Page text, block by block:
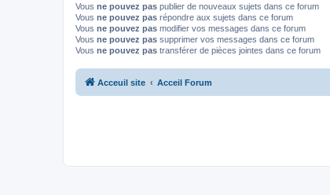
Vous ne pouvez pas publier de nouveaux sujets dans ce forum
Vous ne pouvez pas répondre aux sujets dans ce forum
Vous ne pouvez pas modifier vos messages dans ce forum
Vous ne pouvez pas supprimer vos messages dans ce forum
Vous ne pouvez pas transférer de pièces jointes dans ce forum
Acceuil site Acceil Forum